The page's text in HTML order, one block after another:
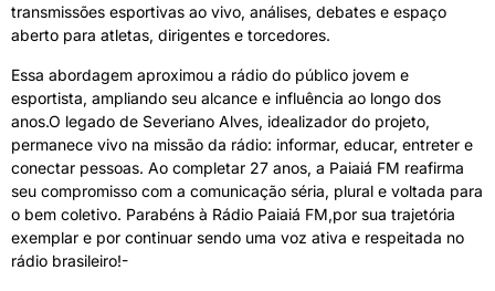
transmissões esportivas ao vivo, análises, debates e espaço
aberto para atletas, dirigentes e torcedores.
Essa abordagem aproximou a rádio do público jovem e
esportista, ampliando seu alcance e influência ao longo dos
anos.O legado de Severiano Alves, idealizador do projeto,
permanece vivo na missão da rádio: informar, educar, entreter e
conectar pessoas. Ao completar 27 anos, a Paiaiá FM reafirma
seu compromisso com a comunicação séria, plural e voltada para
o bem coletivo. Parabéns à Rádio Paiaiá FM,por sua trajetória
exemplar e por continuar sendo uma voz ativa e respeitada no
rádio brasileiro!-